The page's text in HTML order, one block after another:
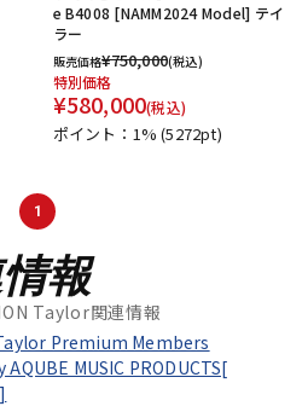
e B4008 [NAMM2024 Model] テイ
ラー
販売価格¥750,000(税込)
特別価格
¥580,000(税込)
ポイント：1%(5272pt)
1
報
Taylor関連情報
Premium Members
MUSIC PRODUCTS[
]